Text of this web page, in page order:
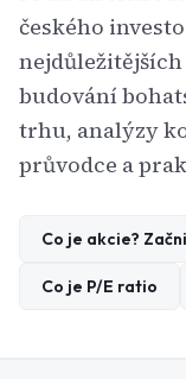
českého
budování
trhu, analýzy
průvodce a
Co je akcie?
Co je P/E ratio